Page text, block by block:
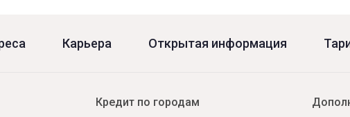
Карьера Открытая информация
Кредит по городам